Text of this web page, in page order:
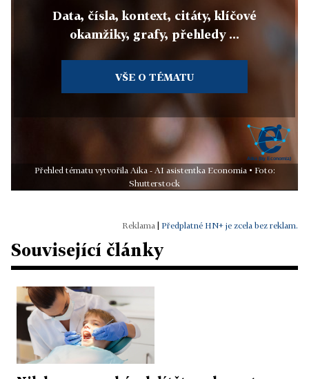
Data, čísla, kontext, citáty, klíčové
okamžiky, grafy, přehledy ...
VŠE O TÉMATU
Přehled tématu vytvořila Aika - AI asistentka Economia • Foto:
Shutterstock
Předplatné HN+ je zcela bez reklam.
Související články